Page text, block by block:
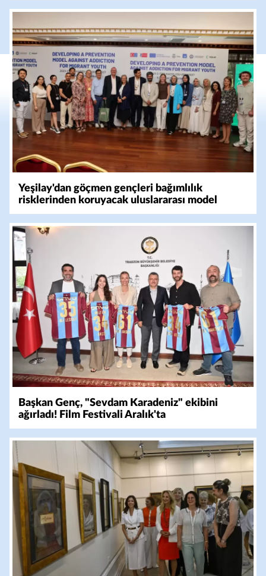
Yeşilay'dan göçmen gençleri bağımlılık
risklerinden koruyacak uluslararası model
Başkan Genç, "Sevdam Karadeniz" ekibini
ağırladı! Film Festivali Aralık'ta